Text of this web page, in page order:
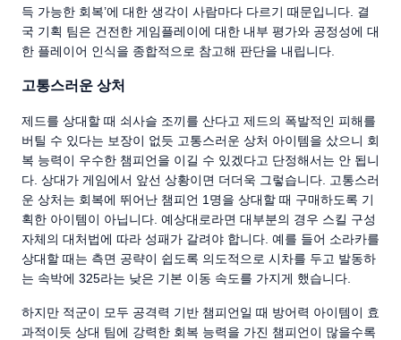
득 가능한 회복’에 대한 생각이 사람마다 다르기 때문입니다. 결
국 기획 팀은 건전한 게임플레이에 대한 내부 평가와 공정성에 대
한 플레이어 인식을 종합적으로 참고해 판단을 내립니다.
고통스러운 상처
제드를 상대할 때 쇠사슬 조끼를 산다고 제드의 폭발적인 피해를
버틸 수 있다는 보장이 없듯 고통스러운 상처 아이템을 샀으니 회
복 능력이 우수한 챔피언을 이길 수 있겠다고 단정해서는 안 됩니
다. 상대가 게임에서 앞선 상황이면 더더욱 그렇습니다. 고통스러
운 상처는 회복에 뛰어난 챔피언 1명을 상대할 때 구매하도록 기
획한 아이템이 아닙니다. 예상대로라면 대부분의 경우 스킬 구성
자체의 대처법에 따라 성패가 갈려야 합니다. 예를 들어 소라카를
상대할 때는 측면 공략이 쉽도록 의도적으로 시차를 두고 발동하
는 속박에 325라는 낮은 기본 이동 속도를 가지게 했습니다.
하지만 적군이 모두 공격력 기반 챔피언일 때 방어력 아이템이 효
과적이듯 상대 팀에 강력한 회복 능력을 가진 챔피언이 많을수록